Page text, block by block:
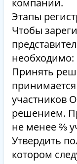
компании.
Этапы
Чтобы
необходимо:
Принять
участников
решением.
не менее ⅔
Утвердить
котором